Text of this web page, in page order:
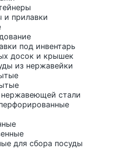
и прилавки
под инвентарь
досок и крышек
из нержавейки
стали
для сбора посуды